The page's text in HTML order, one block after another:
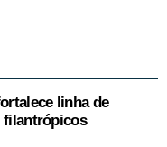
linha de
filantrópicos